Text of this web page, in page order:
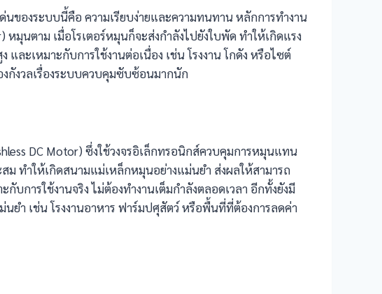
ของระบบนี้คือ ความเรียบง่ายและความทนทาน หลักการทำงาน
มุนตาม เมื่อโรเตอร์หมุนก็จะส่งกำลังไปยังใบพัด ทำให้เกิดแรง
ะเหมาะกับการใช้งานต่อเนื่อง เช่น โรงงาน โกดัง หรือไซต์
งกังวลเรื่องระบบควบคุมซับซ้อนมากนัก
DC Motor) ซึ่งใช้วงจรอิเล็กทรอนิกส์ควบคุมการหมุนแทน
ม ทำให้เกิดสนามแม่เหล็กหมุนอย่างแม่นยำ ส่งผลให้สามารถ
บการใช้งานจริง ไม่ต้องทำงานเต็มกำลังตลอดเวลา อีกทั้งยังมี
ยำ เช่น โรงงานอาหาร ฟาร์มปศุสัตว์ หรือพื้นที่ที่ต้องการลดค่า